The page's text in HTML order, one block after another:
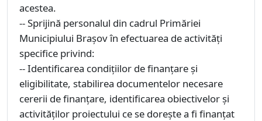
acestea.
-- Sprijină personalul din cadrul Primăriei
Municipiului Brașov în efectuarea de activități
specifice privind:
-- Identificarea condițiilor de finanțare și
eligibilitate, stabilirea documentelor necesare
cererii de finanțare, identificarea obiectivelor și
activităților proiectului ce se dorește a fi finanțat